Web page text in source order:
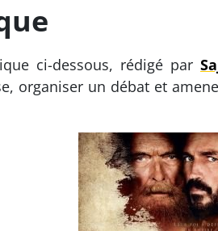
ci-dessous, rédigé par
organiser un débat et